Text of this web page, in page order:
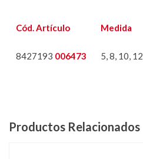
Cód. Artículo Medida
8427193 006473 5, 8, 10, 12
Productos Relacionados